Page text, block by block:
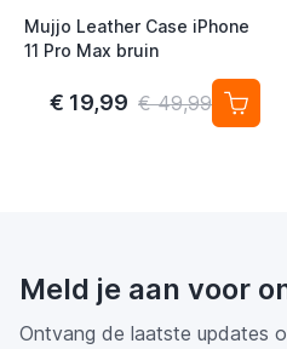
Mujjo Leather Case iPhone
11 Pro Max bruin
€ 19,99 € 49,99
Meld je aan voor
Ontvang de laatste updates